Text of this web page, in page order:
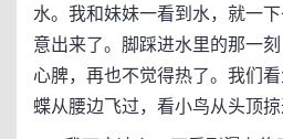
水。我和妹妹一看到水，就一
意出来了。脚踩进水里的那一
心脾，再也不觉得热了。我们
蝶从腰边飞过，看小鸟从头顶掠